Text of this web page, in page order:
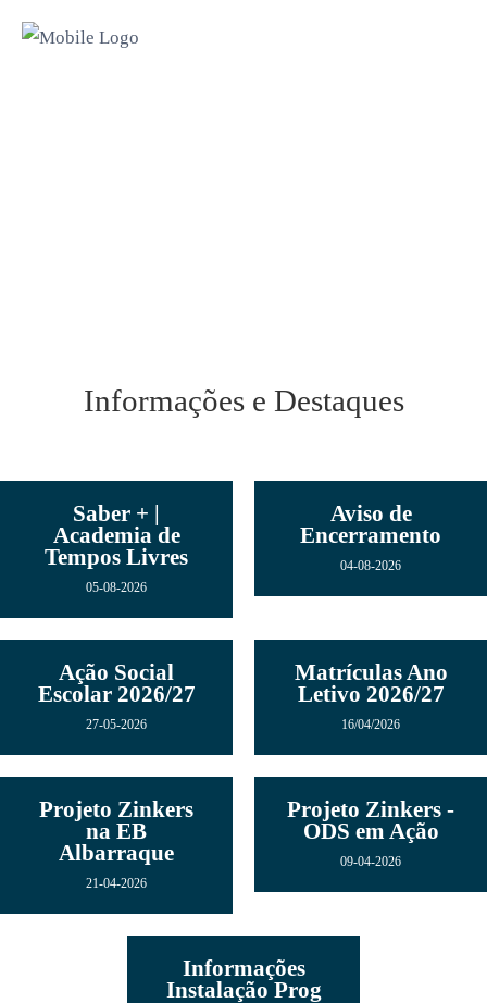
Informações e Destaques
Saber + |
Academia de
Tempos Livres
05-08-2026
Aviso de
Encerramento
04-08-2026
Ação Social
Escolar 2026/27
27-05-2026
Matrículas Ano
Letivo 2026/27
16/04/2026
Projeto Zinkers
na EB
Albarraque
21-04-2026
Projeto Zinkers -
ODS em Ação
09-04-2026
Informações
Instalação Prog